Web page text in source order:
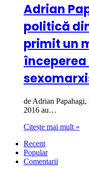
Adrian
politică
primit un
de Adrian
2016 au…
Citește mai mult »
Recent
Popular
Comentarii